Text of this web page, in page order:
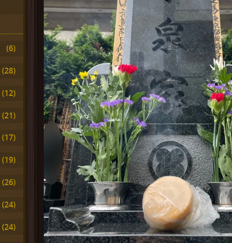
(6)
(28)
(12)
(21)
(17)
(19)
(26)
(24)
(24)